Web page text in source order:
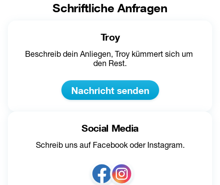
Schriftliche Anfragen
Troy
Beschreib dein Anliegen, Troy kümmert sich um
den Rest.
Nachricht senden
Social Media
Schreib uns auf Facebook oder Instagram.